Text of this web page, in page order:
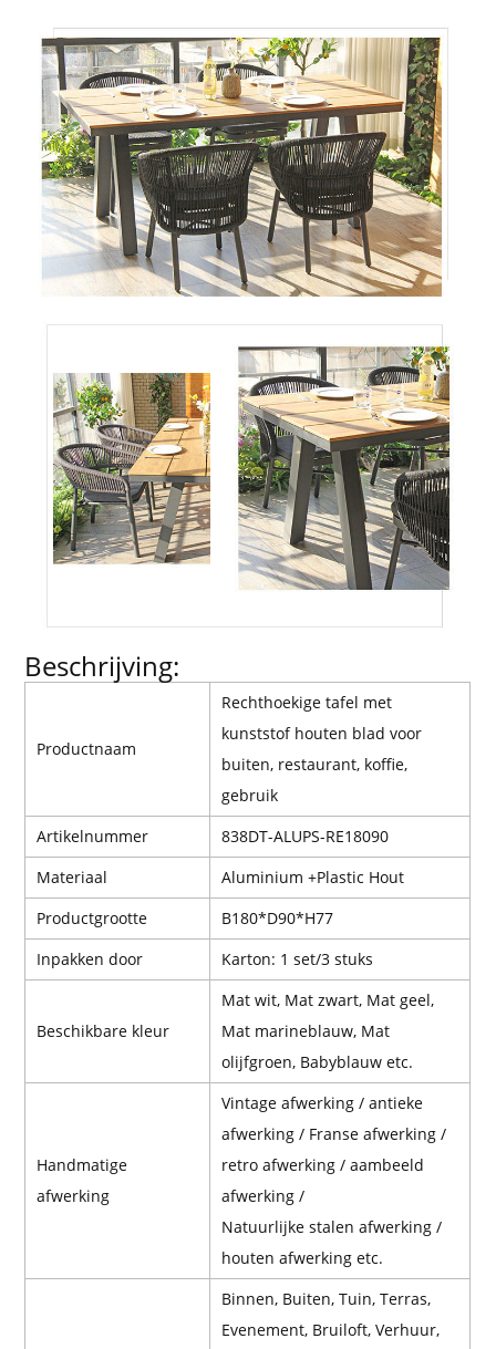
Beschrijving:
Productnaam
Rechthoekige tafel met
kunststof houten blad voor
buiten, restaurant, koffie,
gebruik
Artikelnummer
838DT-ALUPS-RE18090
Materiaal
Aluminium +Plastic Hout
Productgrootte
B180*D90*H77
Inpakken door
Karton: 1 set/3 stuks
Beschikbare kleur
Mat wit, Mat zwart, Mat geel,
Mat marineblauw, Mat
olijfgroen, Babyblauw etc.
Handmatige
afwerking
Vintage afwerking / antieke
afwerking / Franse afwerking /
retro afwerking / aambeeld
afwerking /
Natuurlijke stalen afwerking /
houten afwerking etc.
Binnen, Buiten, Tuin, Terras,
Evenement, Bruiloft, Verhuur,